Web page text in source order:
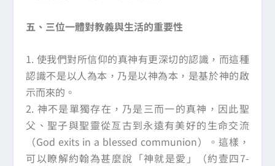
五、三位一體對教義與生活的重要性
1. 使我們對所信仰的真神有更深切的認識，而這種
認識不是以人為本，乃是以神為本，是基於神的啟
示而來的。
2. 神不是單獨存在，乃是三而一的真神，因此聖
父、聖子與聖靈從亙古到永遠有美好的生命交流
（God exits in a blessed communion）。這樣，
可以瞭解約翰為甚麼說「神就是愛」（約壹四7-